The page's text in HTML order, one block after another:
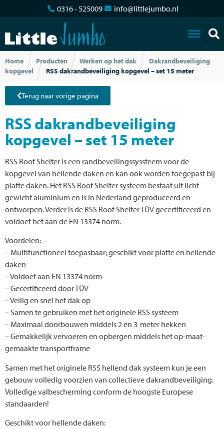
0316 - 525009 info@littlejumbo.nl
Home Producten Werken op het dak
Dakrandbeveiliging
kopgevel
RSS dakrandbeveiliging kopgevel – set 15 meter
Terug naar vorige pagina
RSS dakrandbeveiliging
kopgevel – set 15 meter
RSS Roof Shelter is een randbeveilingssyssteem voor de
kopgevel van hellende daken en kan ook worden toegepast bij
platte daken. Het RSS Roof Shelter systeem bestaat uit licht
gewicht aluminium en is in Nederland geproduceerd en
ontworpen. Verder is de RSS Roof Shelter TÜV gecertificeerd en
voldoet het aan de EN 13374 norm.
Voordelen:
– Multifunctioneel toepasbaar; geschikt voor platte en hellende
daken
– Voldoet aan EN 13374 norm
– Gecertificeerd door TÜV
– Veilig en snel het dak op
– Samen te gebruiken met het originele RSS systeem
– Maximaal doorbouwen middels 2 en 3-meter hekken
– Gemakkelijk vervoeren en opbergen middels het op-maat-
gemaakte transportframe
Samen met het originele RSS hellend dak systeem kun je een
gebouw volledig voorzien van collectieve dakrandbeveiliging.
Volledige valbescherming conform de hoogste Europese
standaarden!
Geschikt voor hellende daken: